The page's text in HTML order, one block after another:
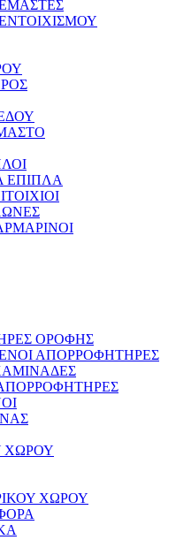
ΕΠΙΠΛΑ
ΟΡΟΦΗΣ
ΑΠΟΡΡΟΦΗΤΗΡΕΣ
ΧΩΡΟΥ
ΧΩΡΟΥ